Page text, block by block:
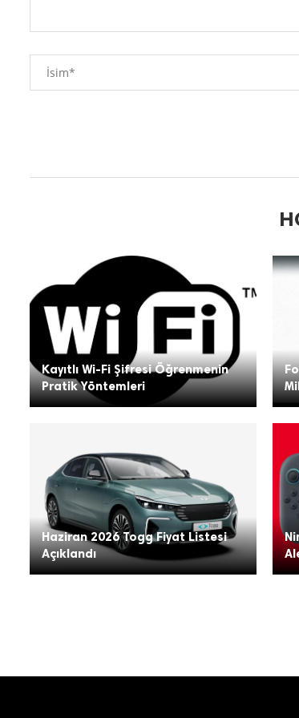
Kayıtlı Wi-Fi Şifresi Öğrenmenin
Pratik Yöntemleri
Haziran 2026 Togg Fiyat Listesi
Açıklandı